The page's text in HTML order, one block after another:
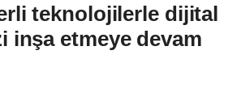
teknolojilerle dijital
inşa etmeye devam